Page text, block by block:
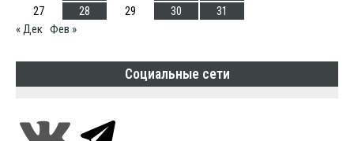
27
28 29 30
31
« Дек Фев »
Социальные сети